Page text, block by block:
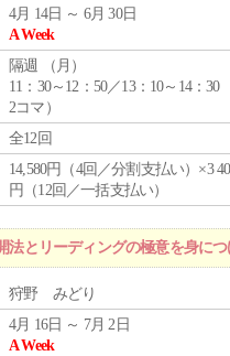
4月 14日 ～ 6月 30日
A Week
隔週 （ 月 ）
11：30～12：50／13：10～14：30
2コマ）
全12回
14,580円（4回／分割支払い）×3
円（12回／一括支払い）
とリーディングの極意を身につ
狩野 みどり
4月 16日 ～ 7月 2日
A Week